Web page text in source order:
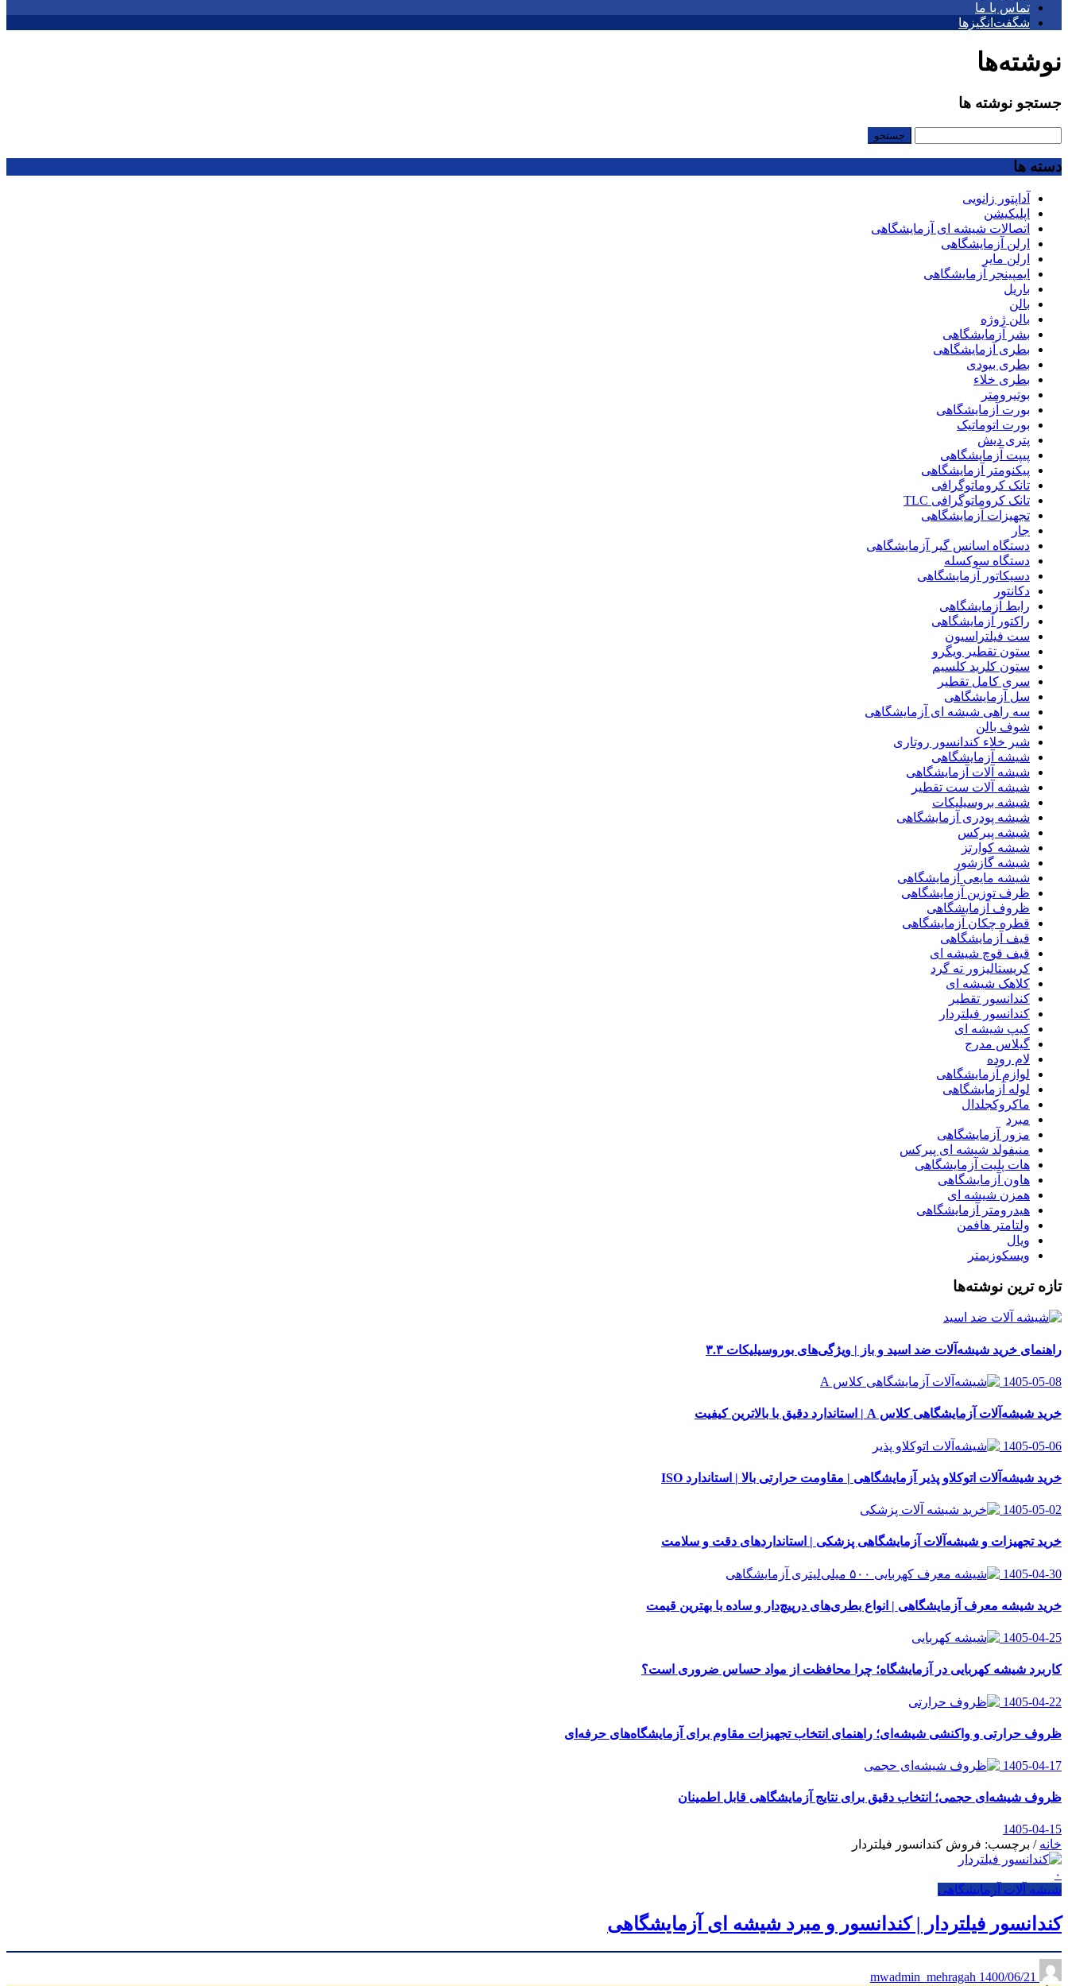
تماس با ما
شگفت‌انگیزها
نوشته‌ها
جستجو نوشته ها
دسته ها
آداپتور زانویی
اپلیکیشن
اتصالات شیشه ای آزمایشگاهی
ارلن آزمایشگاهی
ارلن مایر
ایمپینجر آزمایشگاهی
باریل
بالن
بالن ژوژه
بشر آزمایشگاهی
بطری آزمایشگاهی
بطری بیودی
بطری خلاء
بوتیرومتر
بورت آزمایشگاهی
بورت اتوماتیک
پتری دیش
پیپت آزمایشگاهی
پیکنومتر آزمایشگاهی
تانک کروماتوگرافی
تانک کروماتوگرافی TLC
تجهیزات آزمایشگاهی
جار
دستگاه اسانس گیر آزمایشگاهی
دستگاه سوکسله
دسیکاتور آزمایشگاهی
دکانتور
رابط آزمایشگاهی
راکتور آزمایشگاهی
ست فیلتراسیون
ستون تقطیر ویگرو
ستون کلرید کلسیم
سری کامل تقطیر
سل آزمایشگاهی
سه راهی شیشه ای آزمایشگاهی
شوف بالن
شیر خلاء کندانسور روتاری
شیشه آزمایشگاهی
شیشه آلات آزمایشگاهی
شیشه آلات ست تقطیر
شیشه بروسیلیکات
شیشه پودری آزمایشگاهی
شیشه پیرکس
شیشه کوارتز
شیشه گازشور
شیشه مایعی آزمایشگاهی
ظرف توزین آزمایشگاهی
ظروف آزمایشگاهی
قطره چکان آزمایشگاهی
قیف آزمایشگاهی
قیف قوچ شیشه ای
کریستالیزور ته گرد
کلاهک شیشه ای
کندانسور تقطیر
کندانسور فیلتردار
کیپ شیشه ای
گیلاس مدرج
لام روده
لوازم آزمایشگاهی
لوله آزمایشگاهی
ماکروکجلدال
مبرد
مزور آزمایشگاهی
منیفولد شیشه ای پیرکس
هات پلیت آزمایشگاهی
هاون آزمایشگاهی
همزن شیشه ای
هیدرومتر آزمایشگاهی
ولتامتر هافمن
ویال
ویسکوزیمتر
تازه ترین نوشته‌ها
راهنمای خرید شیشه‌آلات ضد اسید و باز | ویژگی‌های بوروسیلیکات ۳.۳
1405-05-08
خرید شیشه‌آلات آزمایشگاهی کلاس A | استاندارد دقیق با بالاترین کیفیت
1405-05-06
خرید شیشه‌آلات اتوکلاو پذیر آزمایشگاهی | مقاومت حرارتی بالا | استاندارد ISO
1405-05-02
خرید تجهیزات و شیشه‌آلات آزمایشگاهی پزشکی | استانداردهای دقت و سلامت
1405-04-30
خرید شیشه معرف آزمایشگاهی | انواع بطری‌های در‌پیچ‌دار و ساده با بهترین قیمت
1405-04-25
کاربرد شیشه کهربایی در آزمایشگاه؛ چرا محافظت از مواد حساس ضروری است؟
1405-04-22
ظروف حرارتی و واکنشی شیشه‌ای؛ راهنمای انتخاب تجهیزات مقاوم برای آزمایشگاه‌های حرفه‌ای
1405-04-17
ظروف شیشه‌ای حجمی؛ انتخاب دقیق برای نتایج آزمایشگاهی قابل اطمینان
1405-04-15
خانه / برچسب: فروش کندانسور فیلتردار
۰
شیشه آلات آزمایشگاهی
کندانسور فیلتردار | کندانسور و مبرد شیشه ای آزمایشگاهی
1400/06/21